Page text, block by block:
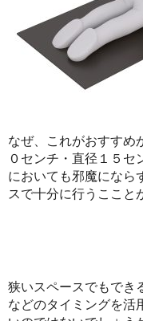
なぜ、これがおすすめ
０センチ・直径１５セ
においても邪魔になら
スで十分に行うここと
狭いスペースでもでき
などのタイミングを活